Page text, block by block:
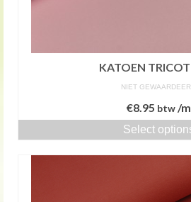
KATOEN
NIET
€8.95 btw/m
Select